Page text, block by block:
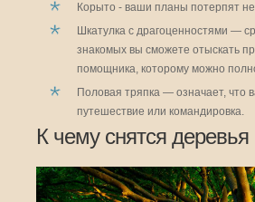
Корыто - ваши планы потерпят
Шкатулка с драгоценностями —
знакомых вы сможете отыскать
помощника, которому можно
Половая тряпка — означает, что
путешествие или командировка.
К чему снятся деревья